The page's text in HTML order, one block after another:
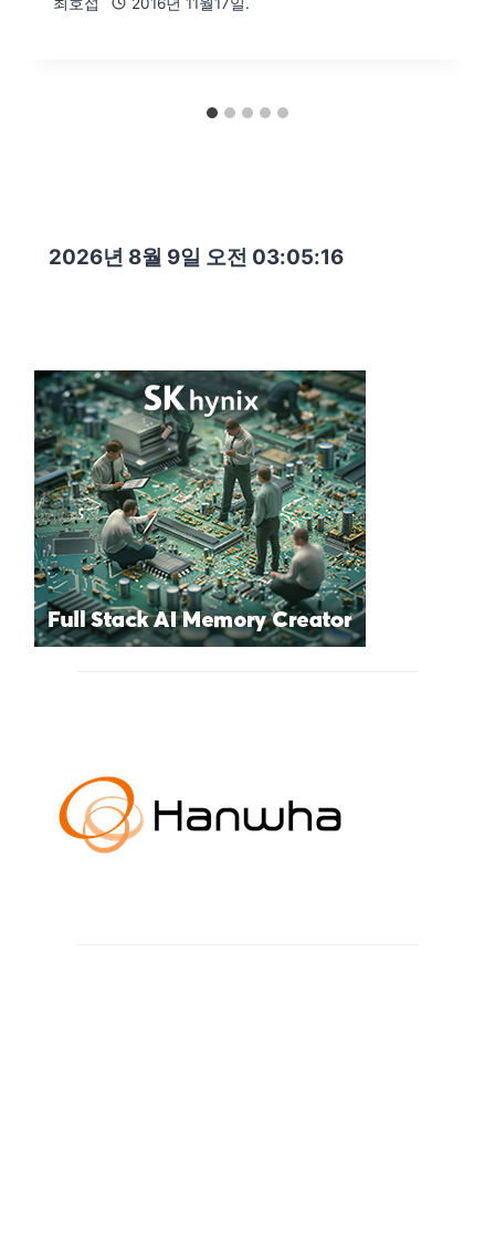
2026년 8월 9일 오전 03:05:18